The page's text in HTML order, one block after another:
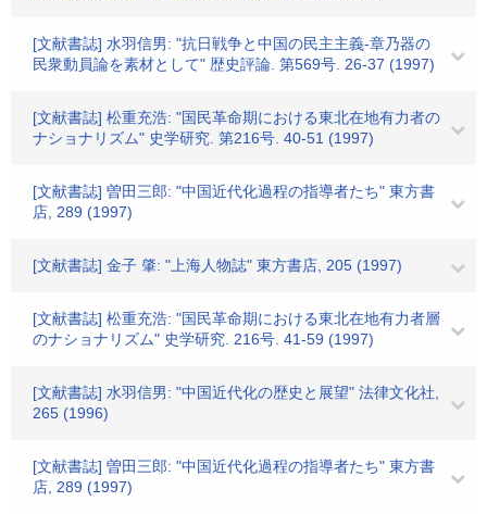
[文献書誌] 水羽信男: "抗日戦争と中国の民主主義-章乃器の
民衆動員論を素材として" 歴史評論. 第569号. 26-37 (1997)
[文献書誌] 松重充浩: "国民革命期における東北在地有力者の
ナショナリズム" 史学研究. 第216号. 40-51 (1997)
[文献書誌] 曽田三郎: "中国近代化過程の指導者たち" 東方書
店, 289 (1997)
[文献書誌] 金子 肇: "上海人物誌" 東方書店, 205 (1997)
[文献書誌] 松重充浩: "国民革命期における東北在地有力者層
のナショナリズム" 史学研究. 216号. 41-59 (1997)
[文献書誌] 水羽信男: "中国近代化の歴史と展望" 法律文化社,
265 (1996)
[文献書誌] 曽田三郎: "中国近代化過程の指導者たち" 東方書
店, 289 (1997)